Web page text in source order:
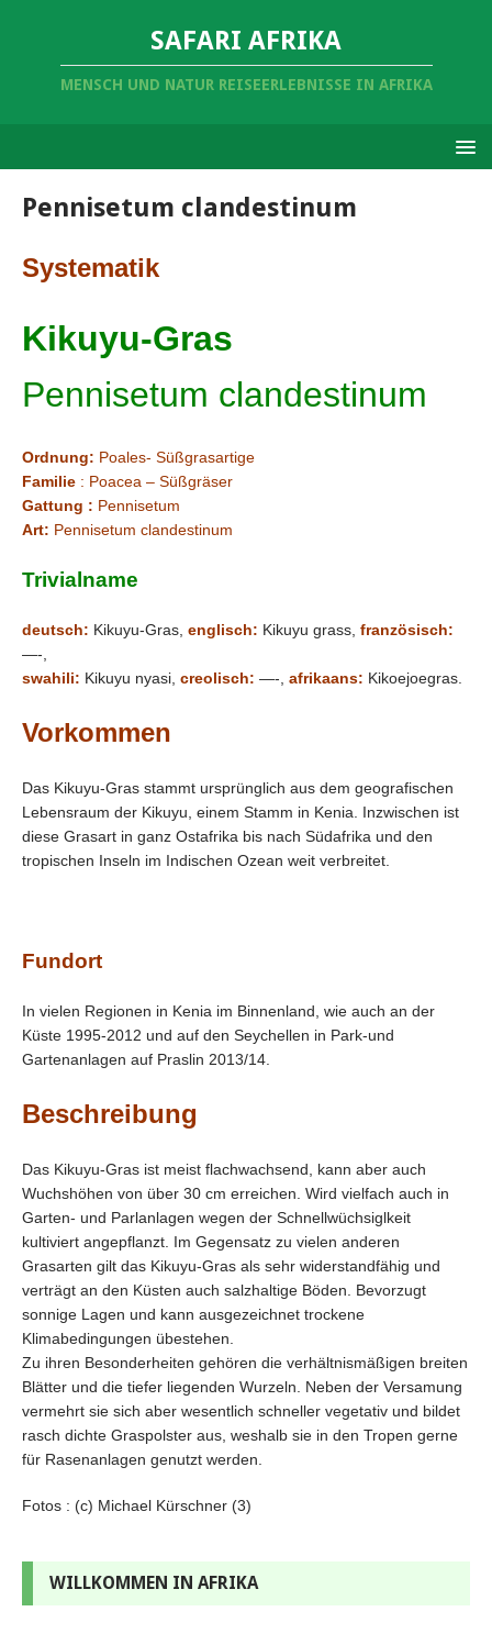
SAFARI AFRIKA
MENSCH UND NATUR REISEERLEBNISSE IN AFRIKA
Pennisetum clandestinum
Systematik
Kikuyu-Gras
Pennisetum clandestinum
Ordnung: Poales- Süßgrasartige
Familie : Poacea – Süßgräser
Gattung : Pennisetum
Art: Pennisetum clandestinum
Trivialname
deutsch: Kikuyu-Gras, englisch: Kikuyu grass, französisch:
—-,
swahili: Kikuyu nyasi, creolisch: —-, afrikaans: Kikoejoegras.
Vorkommen
Das Kikuyu-Gras stammt ursprünglich aus dem geografischen
Lebensraum der Kikuyu, einem Stamm in Kenia. Inzwischen ist
diese Grasart in ganz Ostafrika bis nach Südafrika und den
tropischen Inseln im Indischen Ozean weit verbreitet.
Fundort
In vielen Regionen in Kenia im Binnenland, wie auch an der
Küste 1995-2012 und auf den Seychellen in Park-und
Gartenanlagen auf Praslin 2013/14.
Beschreibung
Das Kikuyu-Gras ist meist flachwachsend, kann aber auch
Wuchshöhen von über 30 cm erreichen. Wird vielfach auch in
Garten- und Parlanlagen wegen der Schnellwüchsiglkeit
kultiviert angepflanzt. Im Gegensatz zu vielen anderen
Grasarten gilt das Kikuyu-Gras als sehr widerstandfähig und
verträgt an den Küsten auch salzhaltige Böden. Bevorzugt
sonnige Lagen und kann ausgezeichnet trockene
Klimabedingungen übestehen.
Zu ihren Besonderheiten gehören die verhältnismäßigen breiten
Blätter und die tiefer liegenden Wurzeln. Neben der Versamung
vermehrt sie sich aber wesentlich schneller vegetativ und bildet
rasch dichte Graspolster aus, weshalb sie in den Tropen gerne
für Rasenanlagen genutzt werden.
Fotos : (c) Michael Kürschner (3)
WILLKOMMEN IN AFRIKA